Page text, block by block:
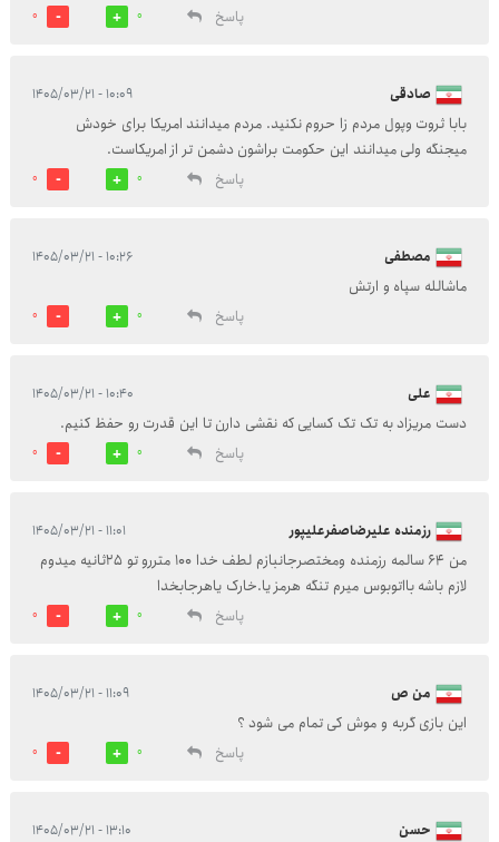
پاسخ
0
0
صادقی ۱۰:۰۹ - ۱۴۰۵/۰۳/۲۱
بابا ثروت وپول مردم زا حروم نکنید. مردم میدانند امریکا برای خودش
میجنگه ولی میدانند این حکومت براشون دشمن تر از امریکاست.
پاسخ
0
0
مصطفی ۱۰:۲۶ - ۱۴۰۵/۰۳/۲۱
ماشالله سپاه و ارتش
پاسخ
0
0
علی ۱۰:۴۰ - ۱۴۰۵/۰۳/۲۱
دست مریزاد به تک تک کسایی که نقشی دارن تا این قدرت رو حفظ کنیم.
پاسخ
0
0
رزمنده علیرضاصفرعلیپور ۱۱:۰۱ - ۱۴۰۵/۰۳/۲۱
من 64 سالمه رزمنده ومختصرجانبازم لطف خدا 100 متررو تو 25ثانیه میدوم
لازم باشه بااتوبوس میرم تنگه هرمز یا.خارک یاهرجابخدا
پاسخ
0
0
من ص ۱۱:۰۹ - ۱۴۰۵/۰۳/۲۱
این بازی گربه و موش کی تمام می شود ؟
پاسخ
0
0
حسن ۱۳:۱۰ - ۱۴۰۵/۰۳/۲۱